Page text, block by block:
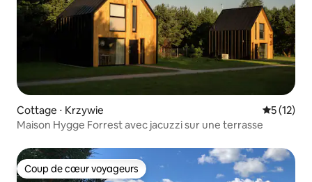
Cottage ⋅ Krzywie
5 (12)
Maison Hygge Forrest avec jacuzzi sur une terrasse
Coup de cœur voyageurs
Coup de cœur voyageurs